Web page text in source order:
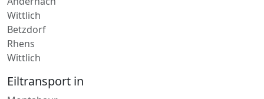
Betzdorf
Rhens
Wittlich
Montabaur